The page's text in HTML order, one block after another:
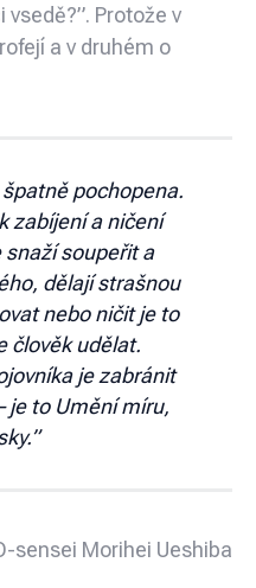
Protože v
a v druhém o
pochopena.
zabíjení a ničení
snaží soupeřit a
dělají strašnou
nebo ničit je to
člověk udělat.
je zabránit
je to Umění míru,
sensei Morihei Ueshiba